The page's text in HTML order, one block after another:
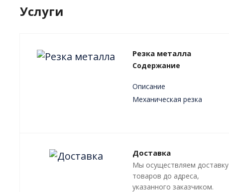
Услуги
Резка металла
Содержание
Описание
Механическая резка
Доставка
Мы осуществляем доставку
товаров до адреса,
указанного заказчиком.